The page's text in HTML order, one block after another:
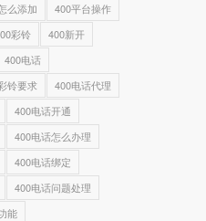
么添加
400平台操作
彩铃
400新开
400电话
铃要求
400电话代理
400电话开通
400电话怎么办理
400电话绑定
400电话问题处理
能